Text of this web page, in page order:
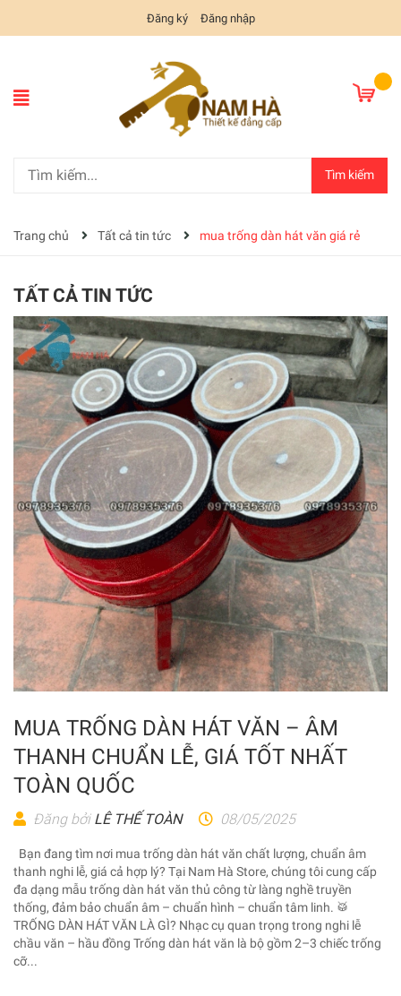
Đăng ký Đăng nhập
Tìm kiếm
Trang chủ Tất cả tin tức mua trống dàn hát văn giá rẻ
TẤT CẢ TIN TỨC
MUA TRỐNG DÀN HÁT VĂN – ÂM
THANH CHUẨN LỄ, GIÁ TỐT NHẤT
TOÀN QUỐC
Đăng bởi LÊ THẾ TOÀN 08/05/2025
Bạn đang tìm nơi mua trống dàn hát văn chất lượng, chuẩn âm
thanh nghi lễ, giá cả hợp lý? Tại Nam Hà Store, chúng tôi cung cấp
đa dạng mẫu trống dàn hát văn thủ công từ làng nghề truyền
thống, đảm bảo chuẩn âm – chuẩn hình – chuẩn tâm linh. 🥁
TRỐNG DÀN HÁT VĂN LÀ GÌ? Nhạc cụ quan trọng trong nghi lễ
chầu văn – hầu đồng Trống dàn hát văn là bộ gồm 2–3 chiếc trống
cỡ...